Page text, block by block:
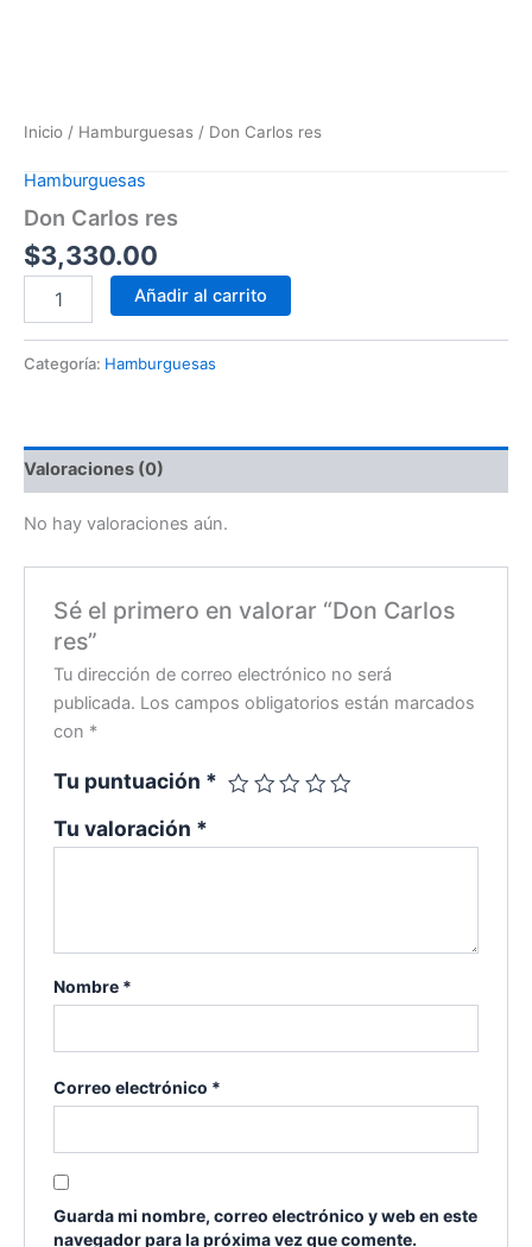
Inicio / Hamburguesas / Don Carlos res
Hamburguesas
Don Carlos res
$3,330.00
Añadir al carrito
Categoría: Hamburguesas
Valoraciones (0)
No hay valoraciones aún.
Sé el primero en valorar “Don Carlos
res”
Tu dirección de correo electrónico no será
publicada. Los campos obligatorios están marcados
con *
Tu puntuación *
Tu valoración *
Nombre *
Correo electrónico *
Guarda mi nombre, correo electrónico y web en este
navegador para la próxima vez que comente.